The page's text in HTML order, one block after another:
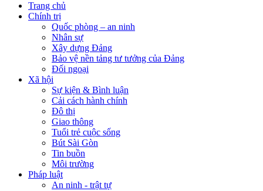
Trang chủ
Chính trị
Quốc phòng – an ninh
Nhân sự
Xây dựng Đảng
Bảo vệ nền tảng tư tưởng của Đảng
Đối ngoại
Xã hội
Sự kiện & Bình luận
Cải cách hành chính
Đô thị
Giao thông
Tuổi trẻ cuộc sống
Bút Sài Gòn
Tin buồn
Môi trường
Pháp luật
An ninh - trật tự